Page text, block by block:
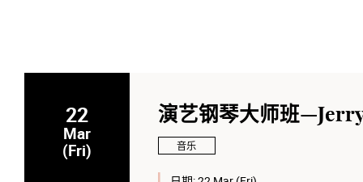
22
Mar
(Fri)
演艺钢琴大师班
音乐